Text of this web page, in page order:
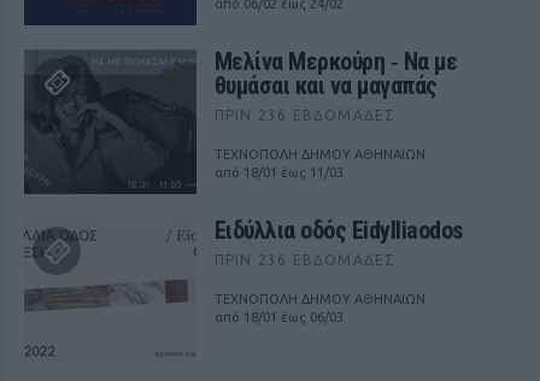
από 06/02 έως 24/02
Μελίνα Μερκούρη ‑ Να με
θυμάσαι και να μαγαπάς
ΠΡΙΝ 236 ΕΒΔΟΜΆΔΕΣ
ΤΕΧΝΟΠΟΛΗ ΔΗΜΟΥ ΑΘΗΝΑΙΩΝ
από 18/01 έως 11/03
Ειδύλλια οδός Eidylliaodos
ΠΡΙΝ 236 ΕΒΔΟΜΆΔΕΣ
ΤΕΧΝΟΠΟΛΗ ΔΗΜΟΥ ΑΘΗΝΑΙΩΝ
από 18/01 έως 06/03